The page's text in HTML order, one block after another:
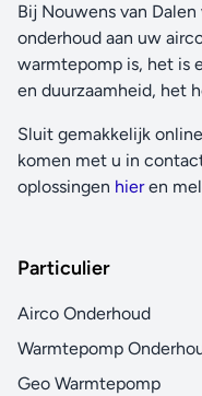
Bij Nouwens van
onderhoud aan uw
warmtepomp is, het is
en duurzaamheid, het
Sluit gemakkelijk
komen met u in
oplossingen hieren
Particulier
Airco Onderhoud
Warmtepomp
Geo Warmtepomp